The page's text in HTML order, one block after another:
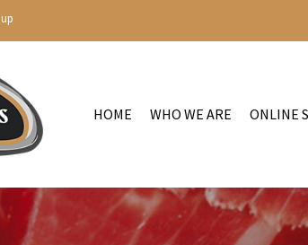
HOME WHO WE ARE ONLINE